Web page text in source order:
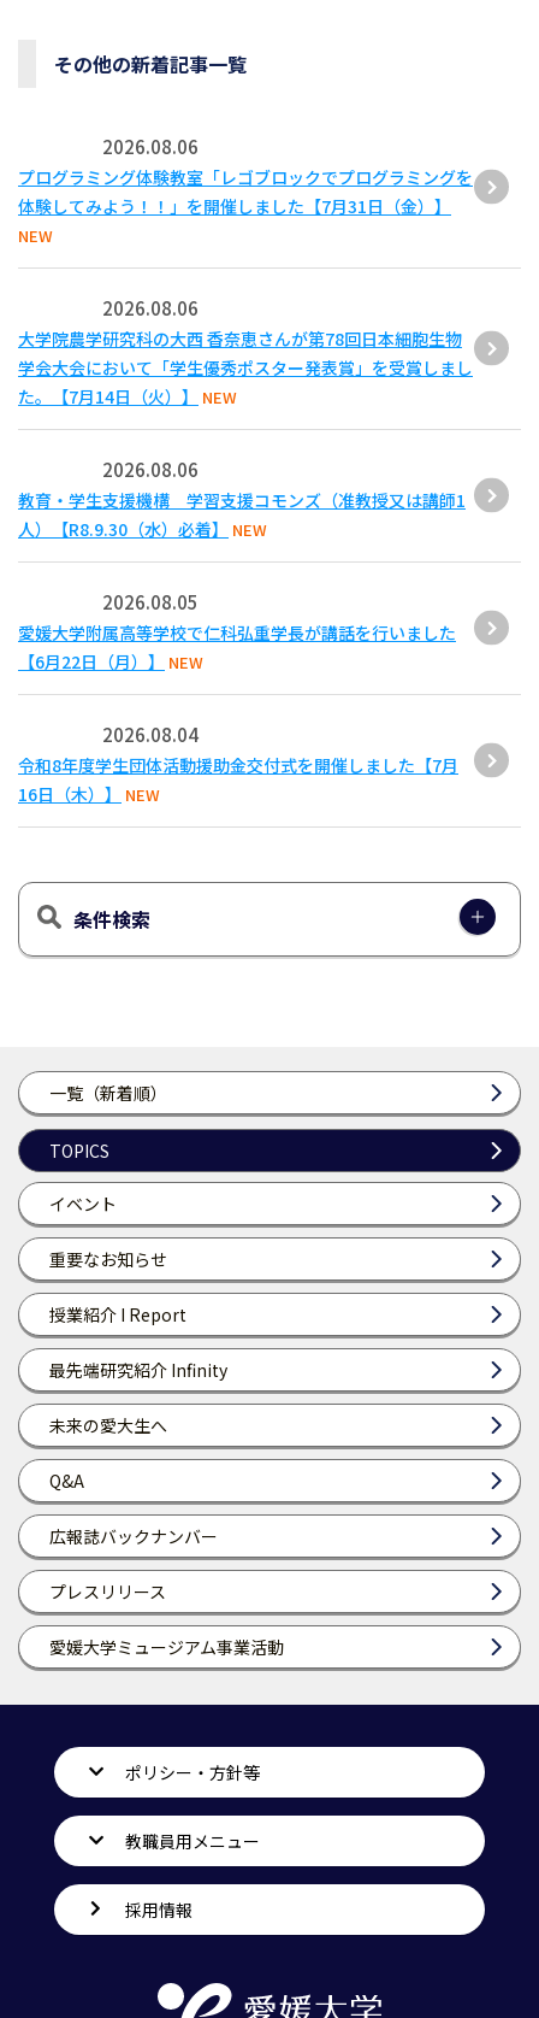
一覧（新着順）
TOPICS
イベント
重要なお知らせ
授業紹介 I Report
最先端研究紹介 Infinity
未来の愛大生へ
Q&A
広報誌バックナンバー
プレスリリース
愛媛大学ミュージアム事業活動
その他の新着記事一覧
2026.08.06
プログラミング体験教室「レゴブロックでプログラミングを
体験してみよう！！」を開催しました【7月31日（金）】
NEW
2026.08.06
大学院農学研究科の大西 香奈恵さんが第78回日本細胞生物
学会大会において「学生優秀ポスター発表賞」を受賞しまし
た。【7月14日（火）】
NEW
2026.08.06
教育・学生支援機構 学習支援コモンズ（准教授又は講師1
人）【R8.9.30（水）必着】
NEW
2026.08.05
愛媛大学附属高等学校で仁科弘重学長が講話を行いました
【6月22日（月）】
NEW
2026.08.04
令和8年度学生団体活動援助金交付式を開催しました【7月
16日（木）】
NEW
条件検索
ポリシー・方針等
教職員用メニュー
採用情報